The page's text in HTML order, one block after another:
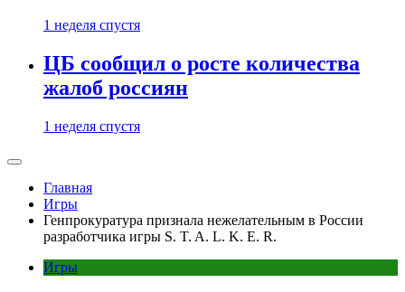
1 неделя спустя
ЦБ сообщил о росте количества
жалоб россиян
1 неделя спустя
Главная
Игры
Генпрокуратура признала нежелательным в России
разработчика игры S. T. A. L. K. E. R.
Игры